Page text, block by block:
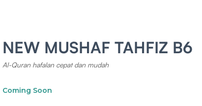
NEW MUSHAF TAHFIZ B6
Al-Quran hafalan cepat dan mudah
Coming Soon